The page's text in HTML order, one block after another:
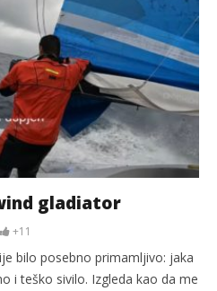
gladiator
+11
bilo posebno primamljivo: jaka
i teško sivilo. Izgleda kao da me